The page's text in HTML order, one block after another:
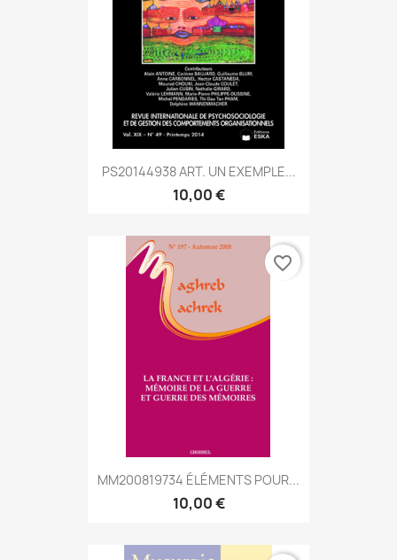
PS20144938 ART. UN EXEMPLE...
10,00 €
MM200819734 ÉLÉMENTS POUR...
10,00 €
favorite_border